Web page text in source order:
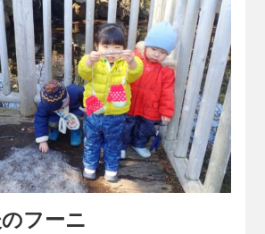
フーニ